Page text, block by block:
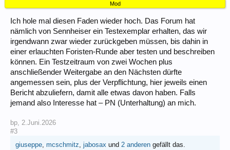
Mod
Ich hole mal diesen Faden wieder hoch. Das Forum hat
nämlich von Sennheiser ein Testexemplar erhalten, das wir
irgendwann zwar wieder zurückgeben müssen, bis dahin in
einer erlauchten Foristen-Runde aber testen und beschreiben
können. Ein Testzeitraum von zwei Wochen plus
anschließender Weitergabe an den Nächsten dürfte
angemessen sein, plus der Verpflichtung, hier jeweils einen
Bericht abzuliefern, damit alle etwas davon haben. Falls
jemand also Interesse hat – PN (Unterhaltung) an mich.
bp, 2.Juni.2026
#3
giuseppe, mcschmitz, jabosax und 2 anderen gefällt das.